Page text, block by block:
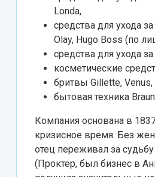
Londa,
средства для ухода
Olay, Hugo Boss (по
средства для ухода
косметические
бритвы Gillette, Venus,
бытовая техника
Компания основана в
кризисное время. Без
отец переживал за
(Проктер, был бизнес в